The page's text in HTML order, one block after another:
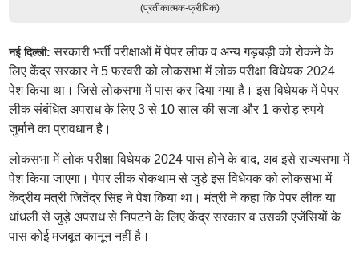
(प्रतीकात्मक-फ्रीपिक)
नई दिल्ली:सरकारी भर्ती परीक्षाओं में पेपर लीक व अन्य गड़बड़ी को रोकने के
लिए केंद्र सरकार ने 5 फरवरी को लोकसभा में लोक परीक्षा विधेयक 2024
पेश किया था। जिसे लोकसभा में पास कर दिया गया है। इस विधेयक में पेपर
लीक संबंधित अपराध के लिए 3 से 10 साल की सजा और 1 करोड़ रुपये
जुर्माने का प्रावधान है।
लोकसभा में लोक परीक्षा विधेयक 2024 पास होने के बाद, अब इसे राज्यसभा में
पेश किया जाएगा। पेपर लीक रोकथाम से जुड़े इस विधेयक को लोकसभा में
केंद्रीय मंत्री जितेंद्र सिंह ने पेश किया था। मंत्री ने कहा कि पेपर लीक या
धांधली से जुड़े अपराध से निपटने के लिए केंद्र सरकार व उसकी एजेंसियों के
पास कोई मजबूत कानून नहीं है।